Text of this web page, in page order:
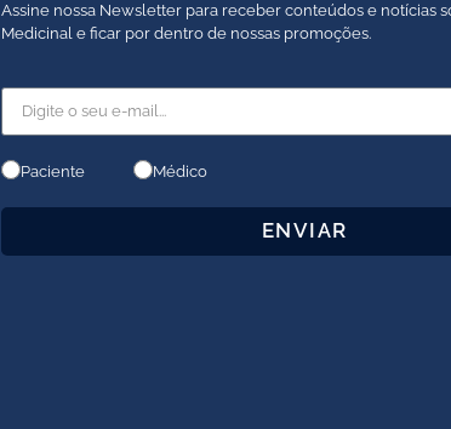
Assine nossa Newsletter para receber conteúdos e notícias
Medicinal e ficar por dentro de nossas promoções.
Paciente Médico
ENVIAR